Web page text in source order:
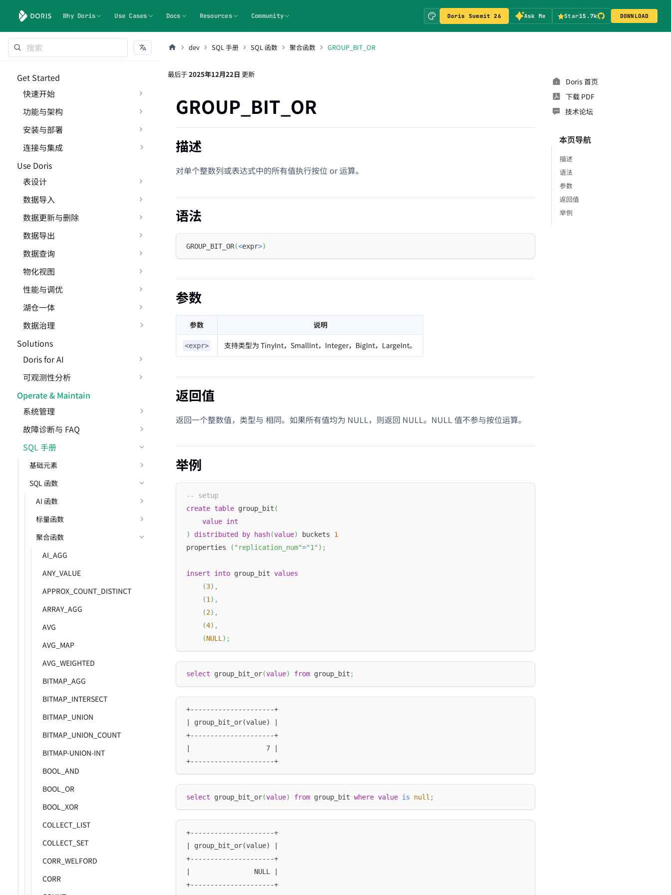
Why Doris Use Cases Docs Resources Community Doris Summit 26 Ask Me Star15.7k DOWNLOAD
Get Started
快速开始
功能与架构
安装与部署
连接与集成
Use Doris
表设计
数据导入
数据更新与删除
数据导出
数据查询
物化视图
性能与调优
湖仓一体
数据治理
Solutions
Doris for AI
可观测性分析
Operate & Maintain
系统管理
故障诊断与 FAQ
SQL 手册
基础元素
SQL 函数
AI 函数
标量函数
聚合函数
AI_AGG
ANY_VALUE
APPROX_COUNT_DISTINCT
ARRAY_AGG
AVG
AVG_MAP
AVG_WEIGHTED
BITMAP_AGG
BITMAP_INTERSECT
BITMAP_UNION
BITMAP_UNION_COUNT
BITMAP-UNION-INT
BOOL_AND
BOOL_OR
BOOL_XOR
COLLECT_LIST
COLLECT_SET
CORR_WELFORD
CORR
dev SQL 手册 SQL 函数 聚合函数 GROUP_BIT_OR
最后于2025年12月22日 更新
GROUP_BIT_OR
描述
对单个整数列或表达式中的所有值执行按位 or 运算。
语法
GROUP_BIT_OR(<expr>)
参数
参数 说明
<expr> 支持类型为 TinyInt，SmallInt，Integer，BigInt，LargeInt。
返回值
返回一个整数值，类型与 相同。如果所有值均为 NULL，则返回 NULL。NULL 值不参与按位运算。
举例
-- setup
create table group_bit (
value int
)
distributed by hash(value) buckets 1
properties
( "replication_num"="1" ) ;
insert into group_bit values
(3) ,
(1 ) ,
(2) ,
(4) ,
(NULL ) ;
select group_bit_or(value) from group_bit ;
+---------------------+
| group_bit_or(value) |
+---------------------+
|                   7 |
+---------------------+
select group_bit_or(value) from group_bit where value is null ;
+---------------------+
| group_bit_or(value) |
+---------------------+
|                NULL |
+---------------------+
Doris 首页
下载 PDF
技术论坛
本页导航
描述
语法
参数
返回值
举例